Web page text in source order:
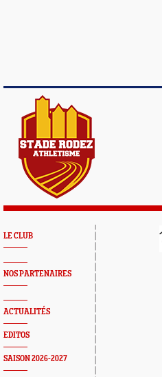
LE CLUB
NOS PARTENAIRES
ACTUALITÉS
EDITOS
SAISON 2026-2027